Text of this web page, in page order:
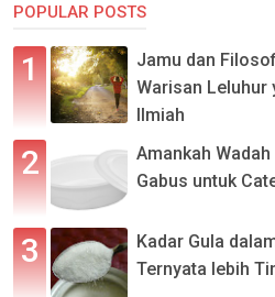
POPULAR POSTS
Jamu dan
Warisan Leluhur
Ilmiah
Amankah
Gabus untuk
Kadar Gula
Ternyata lebih